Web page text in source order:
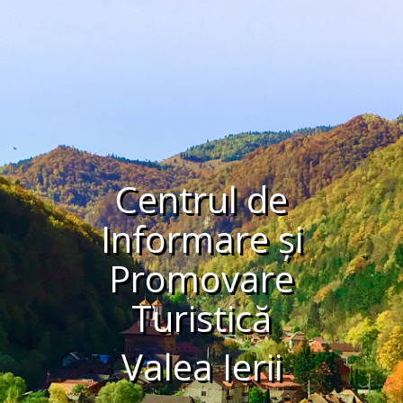
Centrul de
Informare și
Promovare
Turistică
Valea Ierii